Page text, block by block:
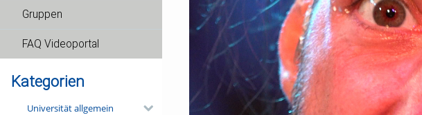
Gruppen
FAQ Videoportal
Kategorien
Universität allgemein